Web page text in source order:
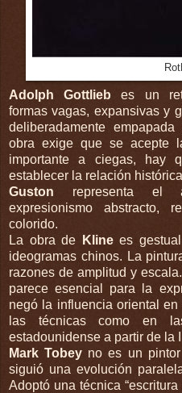
Adolph Gottlieb es un
formas vagas, expansivas y
deliberadamente
obra exige que se acepte
importante a ciegas, hay
establecer la relación
Guston representa el
expresionismo abstracto,
colorido.
La obra de Klinees
ideogramas chinos. La
razones de amplitud y
parece esencial para la
negó la influencia oriental
las técnicas como en
estadounidense a partir de la
Mark Tobey no es un
siguió una evolución
Adoptó una técnica